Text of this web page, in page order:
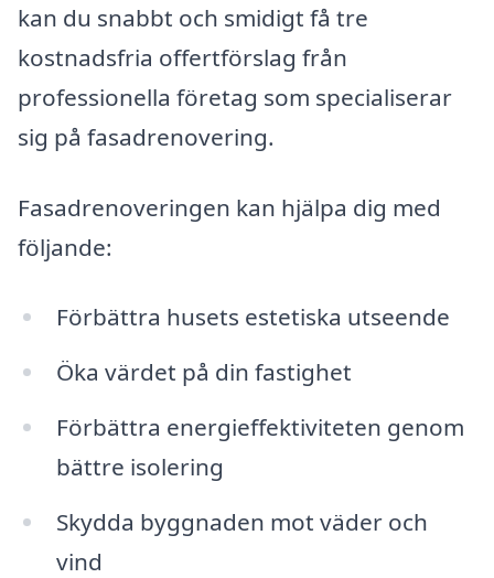
kan du snabbt och smidigt få tre
kostnadsfria offertförslag från
professionella företag som specialiserar
sig på fasadrenovering.
Fasadrenoveringen kan hjälpa dig med
följande:
Förbättra husets estetiska utseende
Öka värdet på din fastighet
Förbättra energieffektiviteten genom
bättre isolering
Skydda byggnaden mot väder och
vind